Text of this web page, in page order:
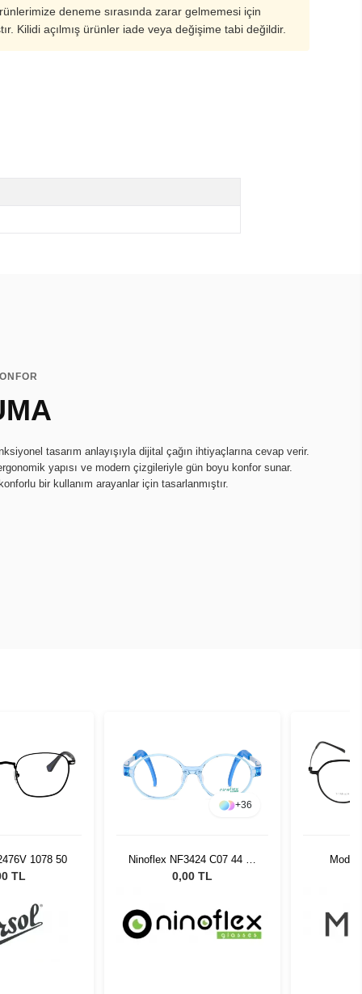
deneme sırasında zarar gelmemesi için
Kilidi açılmış ürünler iade veya değişime tabi değildir.
tasarım anlayışıyla dijital çağın ihtiyaçlarına cevap verir.
yapısı ve modern çizgileriyle gün boyu konfor sunar.
bir kullanım arayanlar için tasarlanmıştır.
1078 50
TL
+36
Ninoflex NF3424 C07 44 16
128
0,00 TL
Modo